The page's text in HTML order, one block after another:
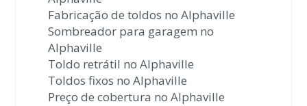
Fabricação de toldos no Alphaville
Sombreador para garagem no
Alphaville
Toldo retrátil no Alphaville
Toldos fixos no Alphaville
Preço de cobertura no Alphaville